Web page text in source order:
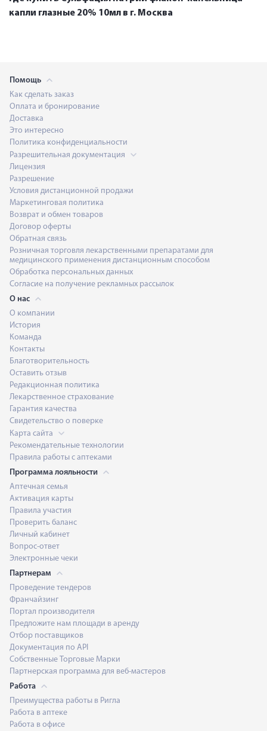
капли глазные 20% 10мл в г. Москва
Помощь
Как сделать заказ
Оплата и бронирование
Доставка
Это интересно
Политика конфиденциальности
Разрешительная документация
Лицензия
Разрешение
Условия дистанционной продажи
Маркетинговая политика
Возврат и обмен товаров
Договор оферты
Обратная связь
Розничная торговля лекарственными препаратами для
медицинского применения дистанционным способом
Обработка персональных данных
Согласие на получение рекламных рассылок
О нас
О компании
История
Команда
Контакты
Благотворительность
Оставить отзыв
Редакционная политика
Лекарственное страхование
Гарантия качества
Свидетельство о поверке
Карта сайта
Рекомендательные технологии
Правила работы с аптеками
Программа лояльности
Аптечная семья
Активация карты
Правила участия
Проверить баланс
Личный кабинет
Вопрос-ответ
Электронные чеки
Партнерам
Проведение тендеров
Франчайзинг
Портал производителя
Предложите нам площади в аренду
Отбор поставщиков
Документация по API
Собственные Торговые Марки
Партнерская программа для веб-мастеров
Работа
Преимущества работы в Ригла
Работа в аптеке
Работа в офисе